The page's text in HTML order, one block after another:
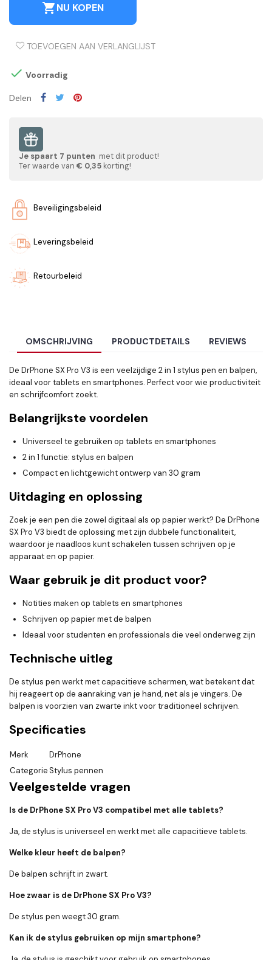
shopping_cartNU KOPEN
TOEVOEGEN AAN VERLANGLIJST
 Voorradig
Delen
Je spaart 7 punten met dit product!
Ter waarde van € 0,35 korting!
Beveiligingsbeleid
Leveringsbeleid
Retourbeleid
OMSCHRIJVING PRODUCTDETAILS REVIEWS
De DrPhone SX Pro V3 is een veelzijdige 2 in 1 stylus pen en balpen,
ideaal voor tablets en smartphones. Perfect voor wie productiviteit
en schrijfcomfort zoekt.
Belangrijkste voordelen
Universeel te gebruiken op tablets en smartphones
2 in 1 functie: stylus en balpen
Compact en lichtgewicht ontwerp van 30 gram
Uitdaging en oplossing
Zoek je een pen die zowel digitaal als op papier werkt? De DrPhone
SX Pro V3 biedt de oplossing met zijn dubbele functionaliteit,
waardoor je naadloos kunt schakelen tussen schrijven op je
apparaat en op papier.
Waar gebruik je dit product voor?
Notities maken op tablets en smartphones
Schrijven op papier met de balpen
Ideaal voor studenten en professionals die veel onderweg zijn
Technische uitleg
De stylus pen werkt met capacitieve schermen, wat betekent dat
hij reageert op de aanraking van je hand, net als je vingers. De
balpen is voorzien van zwarte inkt voor traditioneel schrijven.
Specificaties
Merk
DrPhone
CategorieStylus pennen
Veelgestelde vragen
Is de DrPhone SX Pro V3 compatibel met alle tablets?
Ja, de stylus is universeel en werkt met alle capacitieve tablets.
Welke kleur heeft de balpen?
De balpen schrijft in zwart.
Hoe zwaar is de DrPhone SX Pro V3?
De stylus pen weegt 30 gram.
Kan ik de stylus gebruiken op mijn smartphone?